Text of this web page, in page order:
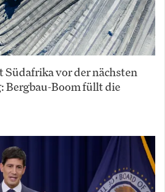
Südafrika vor der nächsten
Bergbau-Boom füllt die